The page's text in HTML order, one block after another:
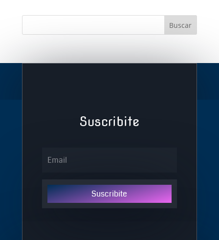
Suscribite
Suscribite